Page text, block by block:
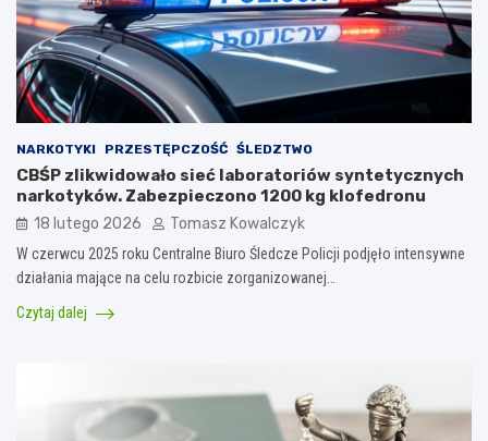
NARKOTYKI PRZESTĘPCZOŚĆ ŚLEDZTWO
CBŚP zlikwidowało sieć laboratoriów syntetycznych
narkotyków. Zabezpieczono 1200 kg klofedronu
18 lutego 2026 Tomasz Kowalczyk
W czerwcu 2025 roku Centralne Biuro Śledcze Policji podjęło intensywne
działania mające na celu rozbicie zorganizowanej…
Czytaj dalej